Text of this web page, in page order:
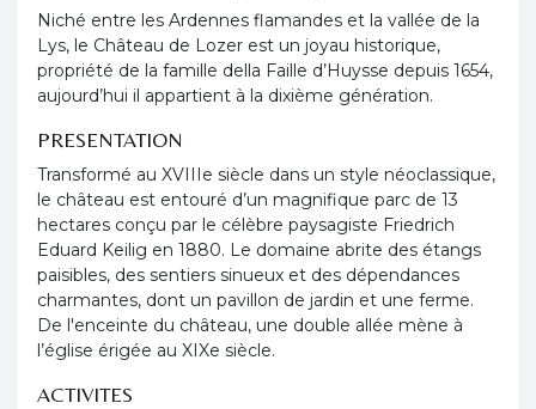
Niché entre les Ardennes flamandes et la vallée de la
Lys, le Château de Lozer est un joyau historique,
propriété de la famille della Faille d’Huysse depuis 1654,
aujourd’hui il appartient à la dixième génération.
PRESENTATION
Transformé au XVIIIe siècle dans un style néoclassique,
le château est entouré d’un magnifique parc de 13
hectares conçu par le célèbre paysagiste Friedrich
Eduard Keilig en 1880. Le domaine abrite des étangs
paisibles, des sentiers sinueux et des dépendances
charmantes, dont un pavillon de jardin et une ferme.
De l'enceinte du château, une double allée mène à
l’église érigée au XIXe siècle.
ACTIVITES